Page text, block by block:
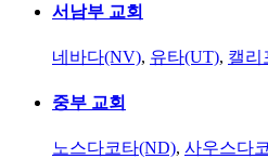
서남부 교회
네바다(NV), 유타(UT), 캘리
중부 교회
노스다코타(ND), 사우스다